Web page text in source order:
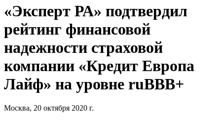
«Эксперт РА» подтвердил
рейтинг финансовой
надежности страховой
компании «Кредит Европа
Лайф» на уровне ruВВВ+
Москва, 20 октября 2020 г.